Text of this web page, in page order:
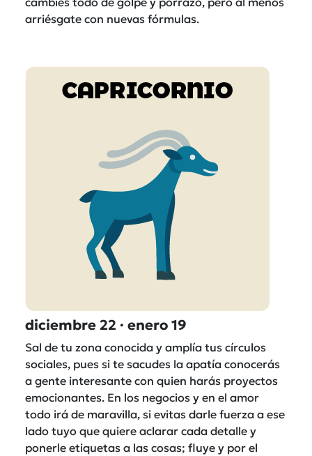
arriésgate con nuevas fórmulas.
diciembre 22 · enero 19
Sal de tu zona conocida y amplía tus círculos
sociales, pues si te sacudes la apatía conocerás
a gente interesante con quien harás proyectos
emocionantes. En los negocios y en el amor
todo irá de maravilla, si evitas darle fuerza a ese
lado tuyo que quiere aclarar cada detalle y
ponerle etiquetas a las cosas; fluye y por el